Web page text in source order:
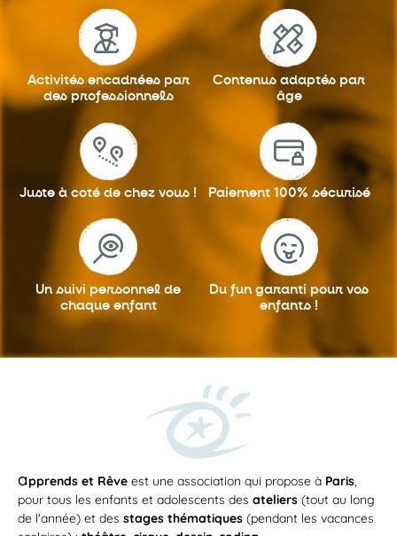
Activités encadrées par
des professionnels
Contenus adaptés par
âge
Juste à coté de chez vous ! Paiement 100% sécurisé
Un suivi personnel de
chaque enfant
Du fun garanti pour vos
enfants !
apprends et Rêve est une association qui propose à Paris,
pour tous les enfants et adolescents des ateliers (tout au long
de l'année) et des stages thématiques (pendant les vacances